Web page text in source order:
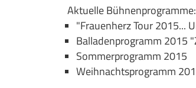
Aktuelle Bühnenprogramme:
"Frauenherz Tour 2015...
Balladenprogramm 2015
Sommerprogramm 2015
Weihnachtsprogramm